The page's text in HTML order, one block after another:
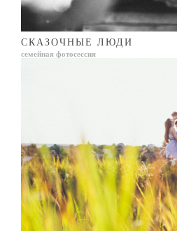
СКАЗОЧНЫЕ ЛЮДИ
семейная фотосессия